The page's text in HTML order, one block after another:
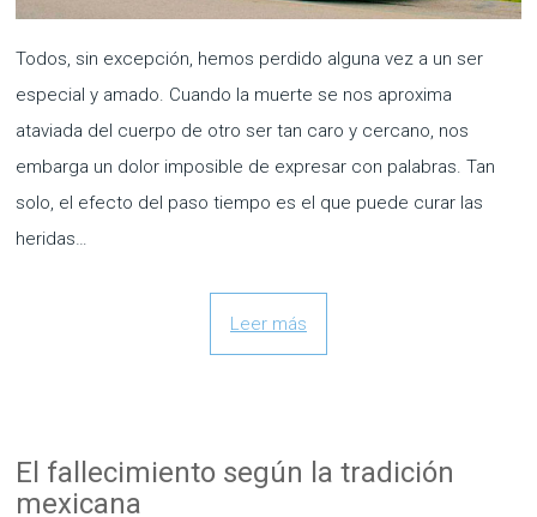
Todos, sin excepción, hemos perdido alguna vez a un ser
especial y amado. Cuando la muerte se nos aproxima
ataviada del cuerpo de otro ser tan caro y cercano, nos
embarga un dolor imposible de expresar con palabras. Tan
solo, el efecto del paso tiempo es el que puede curar las
heridas…
Leer más
El fallecimiento según la tradición
mexicana